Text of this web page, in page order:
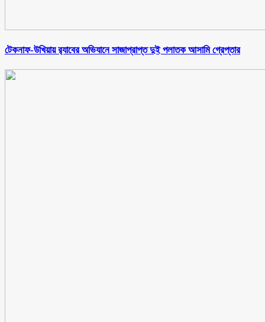
টেকনাফ-উখিয়ায় র‌্যাবের অভিযানে সাজাপ্রাপ্ত দুই পলাতক আসামি গ্রেপ্তার